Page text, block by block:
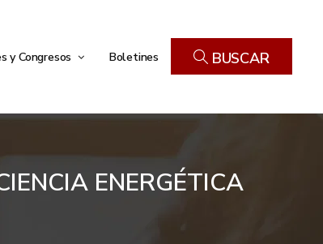
y Congresos Boletines BUSCAR
ENERGÉTICA